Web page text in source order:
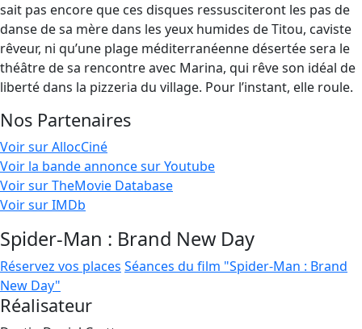
sait pas encore que ces disques ressusciteront les pas de
danse de sa mère dans les yeux humides de Titou, caviste
rêveur, ni qu’une plage méditerranéenne désertée sera le
théâtre de sa rencontre avec Marina, qui rêve son idéal de
liberté dans la pizzeria du village. Pour l’instant, elle roule.
Nos Partenaires
Voir sur AllocCiné
Voir la bande annonce sur Youtube
Voir sur TheMovie Database
Voir sur IMDb
Spider-Man : Brand New Day
Réservez vos places Séances du film "Spider-Man : Brand
New Day"
Réalisateur